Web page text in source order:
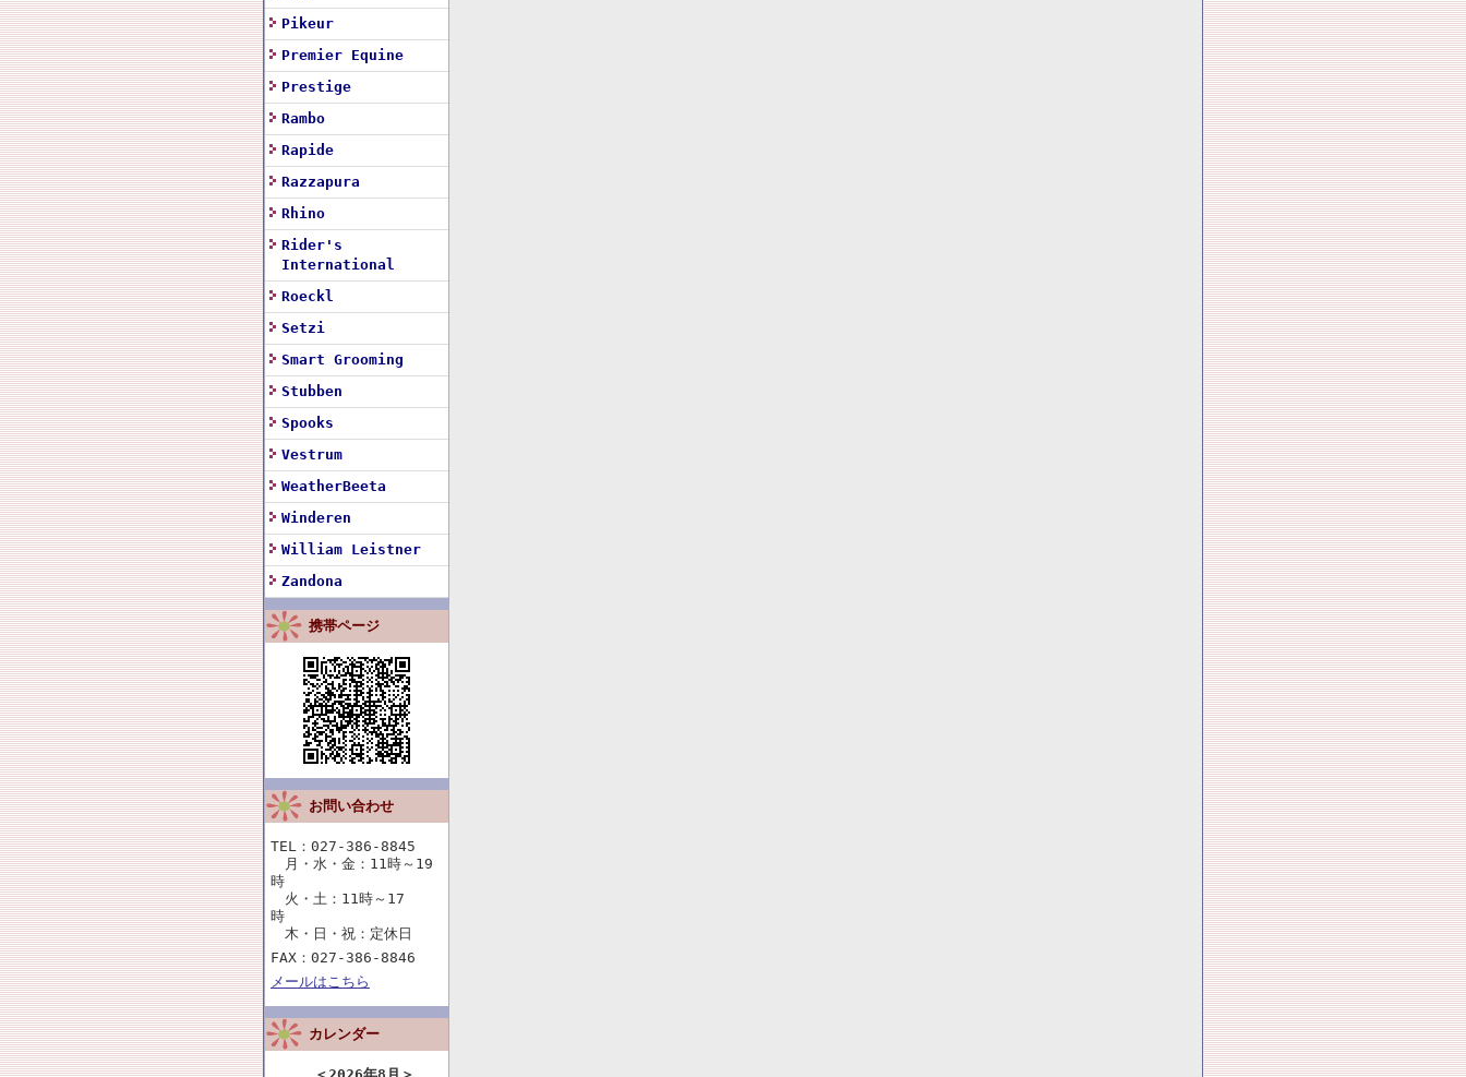
Pikeur
Premier Equine
Prestige
Rambo
Rapide
Razzapura
Rhino
Rider's
International
Roeckl
Setzi
Smart Grooming
Stubben
Spooks
Vestrum
WeatherBeeta
Winderen
William Leistner
Zandona
携帯ページ
お問い合わせ
TEL：027-386-8845
月・水・金：11時～19
時
火・土：11時～17
時
木・日・祝：定休日
FAX：027-386-8846
メールはこちら
カレンダー